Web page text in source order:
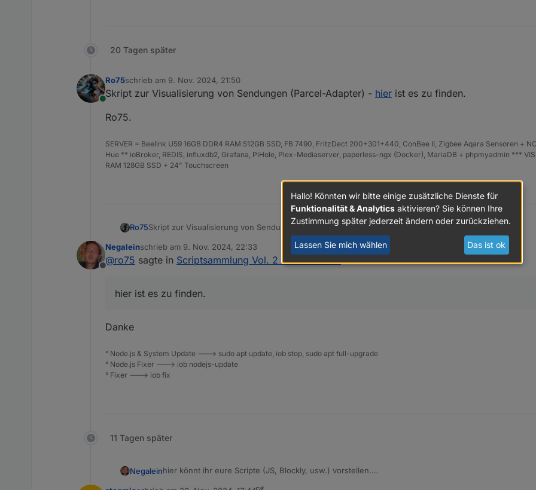
20 Tagen später
Online
Ro75schrieb am 9. Nov. 2024, 21:50
zuletzt editiert von
Skript zur Visualisierung von Sendungen (Parcel-Adapter) - hier ist es zu finden.
Ro75.
SERVER = Beelink U59 16GB DDR4 RAM 512GB SSD, FB 7490, FritzDect 200+301+440, ConBee II, Zigbee Aqara Sensoren +
Hue ** ioBroker, REDIS, influxdb2, Grafana, PiHole, Plex-Mediaserver, paperless-ngx (Docker), MariaDB + phpmyadmin ***
RAM 128GB SSD + 24" Touchscreen
Ro75Skript zur Visualisierung von Sendungen (Parcel-Adapter) -hierist es zu finden.
Ro75.
Offline
Negaleinschrieb am 9. Nov. 2024, 22:33
zuletzt editiert von
@ro75 sagte in Scriptsammlung Vol. 2 -- Diskussion:
hier ist es zu finden.
Danke
° Node.js & System Update ---> sudo apt update, iob stop, sudo apt full-upgrade
° Node.js Fixer ---> iob nodejs-update
° Fixer ---> iob fix
11 Tagen später
Negaleinhier könnt ihr eure Scripte (JS, Blockly, usw.) vorstellen.
Hallo! Könnten wir bitte einige zusätzliche Dienste für
Funktionalität & Analytics aktivieren? Sie können Ihre
Zustimmung später jederzeit ändern oder zurückziehen.
Lassen Sie mich wählen Das ist ok